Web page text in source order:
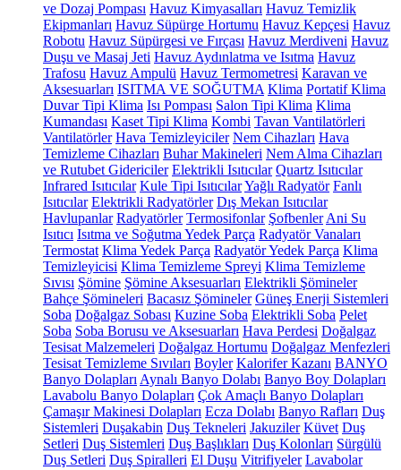
ve Dozaj Pompası Havuz Kimyasalları Havuz Temizlik
Ekipmanları Havuz Süpürge Hortumu Havuz Kepçesi Havuz
Robotu Havuz Süpürgesi ve Fırçası Havuz Merdiveni Havuz
Duşu ve Masaj Jeti Havuz Aydınlatma ve Isıtma Havuz
Trafosu Havuz Ampulü Havuz Termometresi Karavan ve
Aksesuarları ISITMA VE SOĞUTMA Klima Portatif Klima
Duvar Tipi Klima Isı Pompası Salon Tipi Klima Klima
Kumandası Kaset Tipi Klima Kombi Tavan Vantilatörleri
Vantilatörler Hava Temizleyiciler Nem Cihazları Hava
Temizleme Cihazları Buhar Makineleri Nem Alma Cihazları
ve Rutubet Gidericiler Elektrikli Isıtıcılar Quartz Isıtıcılar
Infrared Isıtıcılar Kule Tipi IsıtıcılarYağlı Radyatör Fanlı
Isıtıcılar Elektrikli Radyatörler Dış Mekan Isıtıcılar
Havlupanlar Radyatörler Termosifonlar Şofbenler Ani Su
Isıtıcı Isıtma ve Soğutma Yedek Parça Radyatör Vanaları
Termostat Klima Yedek Parça Radyatör Yedek Parça Klima
Temizleyicisi Klima Temizleme Spreyi Klima Temizleme
Sıvısı Şömine Şömine Aksesuarları Elektrikli Şömineler
Bahçe Şömineleri Bacasız Şömineler Güneş Enerji Sistemleri
Soba Doğalgaz Sobası Kuzine Soba Elektrikli Soba Pelet
Soba Soba Borusu ve Aksesuarları Hava Perdesi Doğalgaz
Tesisat Malzemeleri Doğalgaz Hortumu Doğalgaz Menfezleri
Tesisat Temizleme Sıvıları Boyler Kalorifer Kazanı BANYO
Banyo Dolapları Aynalı Banyo Dolabı Banyo Boy Dolapları
Lavabolu Banyo Dolapları Çok Amaçlı Banyo Dolapları
Çamaşır Makinesi Dolapları Ecza Dolabı Banyo Rafları Duş
Sistemleri Duşakabin Duş Tekneleri Jakuziler Küvet Duş
Setleri Duş Sistemleri Duş Başlıkları Duş Kolonları Sürgülü
Duş Setleri Duş Spiralleri El Duşu Vitrifiyeler Lavabolar